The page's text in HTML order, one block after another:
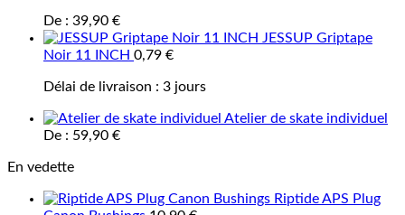
De : 39,90 €
JESSUP Griptape
Noir 11 INCH 0,79 €
Délai de livraison : 3 jours
Atelier de skate individuel
De : 59,90 €
En vedette
Riptide APS Plug